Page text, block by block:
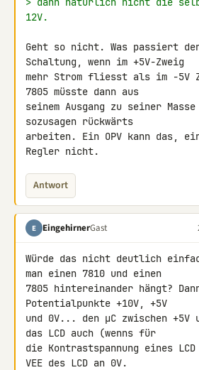
12V.
Geht so nicht. Was passiert
Schaltung, wenn im +5V-Zweig
mehr Strom fliesst als im -5V
7805 müsste dann aus
seinem Ausgang zu seiner
sozusagen rückwärts
arbeiten. Ein OPV kann das,
Regler nicht.
Antwort
E EingehirnerGast
Würde das nicht deutlich
man einen 7810 und einen
7805 hintereinander hängt?
Potentialpunkte +10V, +5V
und 0V... den µC zwischen +5V
das LCD auch (wenns für
die Kontrastspannung eines
VEE des LCD an 0V.